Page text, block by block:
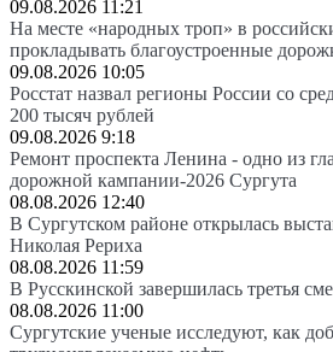
09.08.2026 11:21
На месте «народных троп» в
прокладывать благоустроенные
09.08.2026 10:05
Росстат назвал регионы России со
200 тысяч рублей
09.08.2026 9:18
Ремонт проспекта Ленина - одно из
дорожной кампании-2026 Сургута
08.08.2026 12:40
В Сургутском районе открылась
Николая Рериха
08.08.2026 11:59
В Русскинской завершилась третья
08.08.2026 11:00
Сургутские ученые исследуют, как